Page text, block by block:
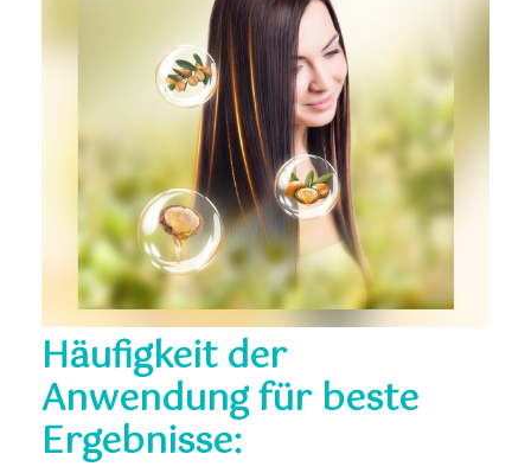
Häufigkeit der
Anwendung für beste
Ergebnisse: